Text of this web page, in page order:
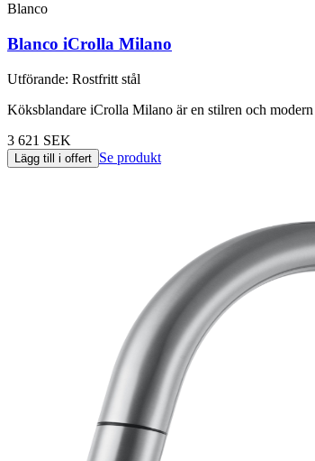
Blanco
Blanco iCrolla Milano
Utförande: Rostfritt stål
Köksblandare iCrolla Milano är en stilren och
3 621 SEK
Lägg till i offert Se produkt